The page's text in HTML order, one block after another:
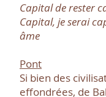
Capital de rester
Capital, je serai
âme
Pont
Si bien des
effondrées, de